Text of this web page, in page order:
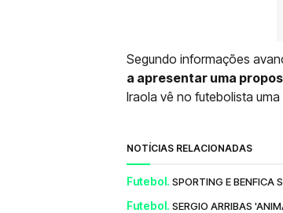
Segundo informações
a apresentar uma
Iraola vê no futebolista
NOTÍCIAS RELACIONADAS
Futebol. SPORTING E BENFICA
Futebol. SERGIO ARRIBAS